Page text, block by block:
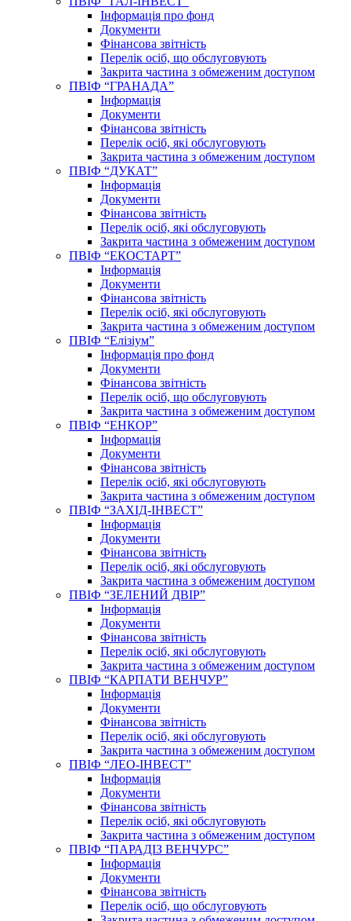
Інформація про фонд
Документи
Фінансова звітність
Перелік осіб, що обслуговують
Закрита частина з обмеженим доступом
ПВІФ “ГРАНАДА”
Інформація
Документи
Фінансова звітність
Перелік осіб, які обслуговують
Закрита частина з обмеженим доступом
ПВІФ “ДУКАТ”
Інформація
Документи
Фінансова звітність
Перелік осіб, які обслуговують
Закрита частина з обмеженим доступом
ПВІФ “ЕКОСТАРТ”
Інформація
Документи
Фінансова звітність
Перелік осіб, які обслуговують
Закрита частина з обмеженим доступом
ПВІФ “Елізіум”
Інформація про фонд
Документи
Фінансова звітність
Перелік осіб, що обслуговують
Закрита частина з обмеженим доступом
ПВІФ “ЕНКОР”
Інформація
Документи
Фінансова звітність
Перелік осіб, які обслуговують
Закрита частина з обмеженим доступом
ПВІФ “ЗАХІД-ІНВЕСТ”
Інформація
Документи
Фінансова звітність
Перелік осіб, які обслуговують
Закрита частина з обмеженим доступом
ПВІФ “ЗЕЛЕНИЙ ДВІР”
Інформація
Документи
Фінансова звітність
Перелік осіб, які обслуговують
Закрита частина з обмеженим доступом
ПВІФ “КАРПАТИ ВЕНЧУР”
Інформація
Документи
Фінансова звітність
Перелік осіб, які обслуговують
Закрита частина з обмеженим доступом
ПВІФ “ЛЕО-ІНВЕСТ”
Інформація
Документи
Фінансова звітність
Перелік осіб, які обслуговують
Закрита частина з обмеженим доступом
ПВІФ “ПАРАДІЗ ВЕНЧУРС”
Інформація
Документи
Фінансова звітність
Перелік осіб, що обслуговують